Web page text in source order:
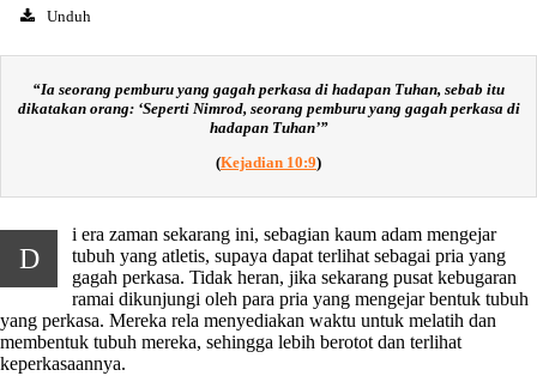
Unduh
“Ia seorang pemburu yang gagah perkasa di hadapan Tuhan, sebab itu
dikatakan orang: ‘Seperti Nimrod, seorang pemburu yang gagah perkasa di
hadapan Tuhan’”
(Kejadian 10:9)
D
i era zaman sekarang ini, sebagian kaum adam mengejar
tubuh yang atletis, supaya dapat terlihat sebagai pria yang
gagah perkasa. Tidak heran, jika sekarang pusat kebugaran
ramai dikunjungi oleh para pria yang mengejar bentuk tubuh
yang perkasa. Mereka rela menyediakan waktu untuk melatih dan
membentuk tubuh mereka, sehingga lebih berotot dan terlihat
keperkasaannya.